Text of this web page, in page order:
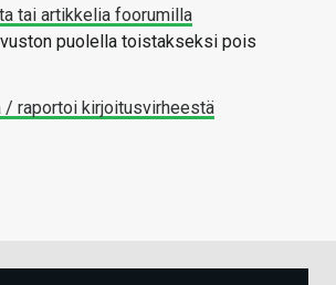
tai artikkelia foorumilla
puolella toistakseksi pois
/ raportoi kirjoitusvirheestä